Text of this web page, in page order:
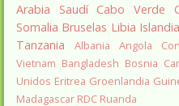
Arabia Saudí Cabo Verde
Somalia Bruselas Libia
Tanzania
Albania Angola
Vietnam Bangladesh Bosnia
Unidos Eritrea Groenlandia
Madagascar RDC Ruanda